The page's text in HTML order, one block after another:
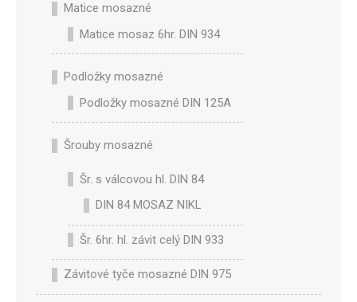
Matice mosazné
Matice mosaz 6hr. DIN 934
Podložky mosazné
Podložky mosazné DIN 125A
Šrouby mosazné
Šr. s válcovou hl. DIN 84
DIN 84 MOSAZ NIKL
Šr. 6hr. hl. závit celý DIN 933
Závitové tyče mosazné DIN 975